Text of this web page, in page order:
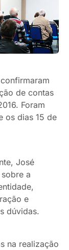
de contas
Foram
os dias 15 de
José
a
e
dúvidas.
na realização